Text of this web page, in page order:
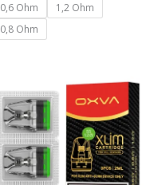
0,6 Ohm
1,2 Ohm
0,8 Ohm